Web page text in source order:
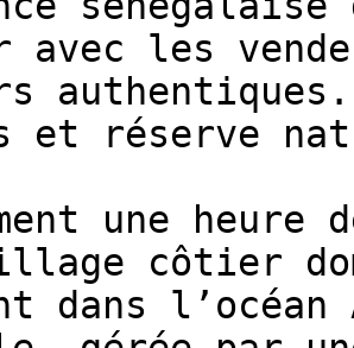
avec les
et réserve
une heure
côtier
dans